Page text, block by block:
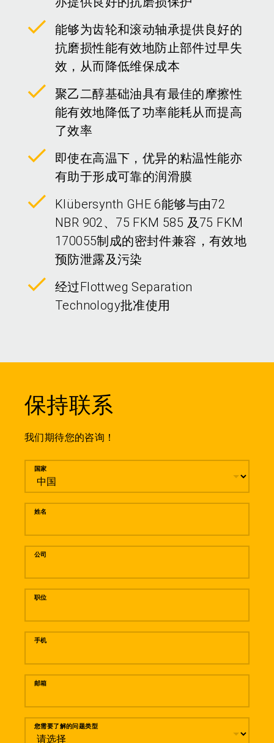
能够为齿轮和滚动轴承提供良好的
抗磨损性能有效地防止部件过早失
效，从而降低维保成本
聚乙二醇基础油具有最佳的摩擦性
能有效地降低了功率能耗从而提高
了效率
即使在高温下，优异的粘温性能亦
有助于形成可靠的润滑膜
Klübersynth GHE 6能够与由72
NBR 902、75 FKM 585 及75 FKM
170055制成的密封件兼容，有效地
预防泄露及污染
经过Flottweg Separation
Technology批准使用
保持联系
我们期待您的咨询！
留言
国家
姓名
公司
职位
手机
邮箱
您需要了解的问题类型